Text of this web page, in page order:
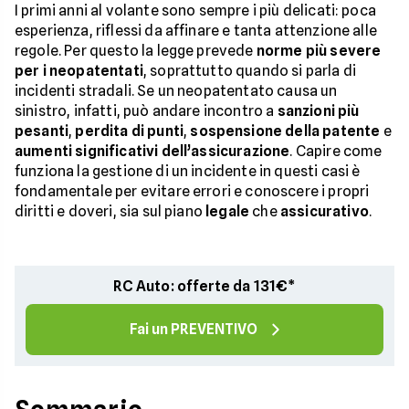
I primi anni al volante sono sempre i più delicati: poca
esperienza, riflessi da affinare e tanta attenzione alle
regole. Per questo la legge prevede norme più severe
per i neopatentati, soprattutto quando si parla di
incidenti stradali. Se un neopatentato causa un
sinistro, infatti, può andare incontro a sanzioni più
pesanti, perdita di punti, sospensione della patente e
aumenti significativi dell’assicurazione. Capire come
funziona la gestione di un incidente in questi casi è
fondamentale per evitare errori e conoscere i propri
diritti e doveri, sia sul piano legale che assicurativo.
RC Auto: offerte da 131€*
Fai un PREVENTIVO